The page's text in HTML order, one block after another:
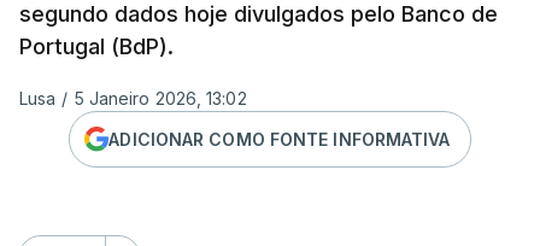
segundo dados hoje divulgados pelo Banco de
Portugal (BdP).
Lusa / 5 Janeiro 2026, 13:02
ADICIONAR COMO FONTE INFORMATIVA